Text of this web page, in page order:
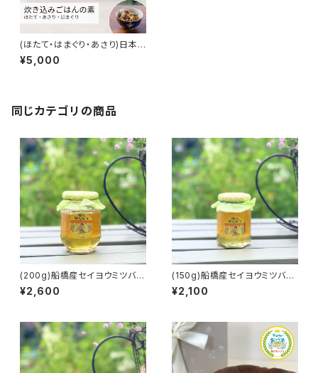
(ほたて・はまぐり・あさり)日本
の贅沢ごはん【子栄丸】
¥5,000
同じカテゴリの商品
(200g)船橋産セイヨウミツバチ
の百花蜜【オフィス蜂八】
¥2,600
(150g)船橋産セイヨウミツバチ
の百花蜜【オフィス蜂八】
¥2,100